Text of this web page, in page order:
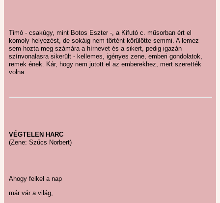
Timó - csakúgy, mint Botos Eszter -, a Kifutó c. műsorban ért el
komoly helyezést, de sokáig nem történt körülötte semmi. A lemez
sem hozta meg számára a hírnevet és a sikert, pedig igazán
színvonalasra sikerült - kellemes, igényes zene, emberi gondolatok,
remek ének. Kár, hogy nem jutott el az emberekhez, mert szerették
volna.
VÉGTELEN HARC
(Zene: Szűcs Norbert)
Ahogy felkel a nap
már vár a világ,